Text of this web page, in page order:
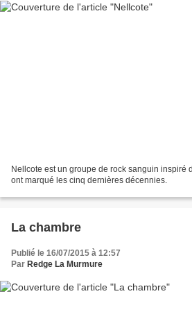
Nellcote est un groupe de rock sanguin inspiré
ont marqué les cinq dernières décennies.
La chambre
Publié le 16/07/2015 à 12:57
Par Redge La Murmure